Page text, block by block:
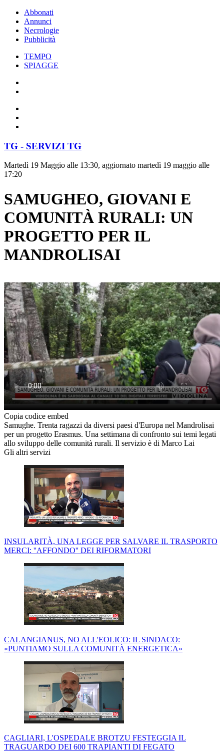
Abbonati
Annunci
Necrologie
Pubblicità
TEMPO
SPIAGGE
TG - SERVIZI TG
Martedì 19 Maggio alle 13:30, aggiornato martedì 19 maggio alle
17:20
SAMUGHEO, GIOVANI E
COMUNITÀ RURALI: UN
PROGETTO PER IL
MANDROLISAI
Copia codice embed
Samughe. Trenta ragazzi da diversi paesi d'Europa nel Mandrolisai
per un progetto Erasmus. Una settimana di confronto sui temi legati
allo sviluppo delle comunità rurali. Il servizio è di Marco Lai
Gli altri servizi
INSULARITÀ, UNA LEGGE PER SALVARE IL TRASPORTO
MERCI: ''AFFONDO'' DEI RIFORMATORI
CALANGIANUS, NO ALL'EOLICO: IL SINDACO:
«PUNTIAMO SULLA COMUNITÀ ENERGETICA»
CAGLIARI, L'OSPEDALE BROTZU FESTEGGIA IL
TRAGUARDO DEI 600 TRAPIANTI DI FEGATO